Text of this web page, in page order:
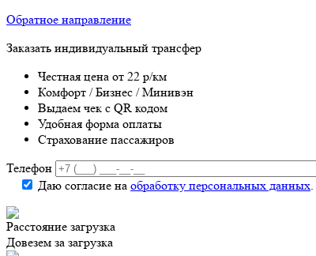
Обратное направление
Заказать индивидуальный трансфер
Честная цена от 22 р/км
Комфорт / Бизнес / Минивэн
Выдаем чек с QR кодом
Удобная форма оплаты
Страхование пассажиров
Телефон
Даю согласие на обработку персональных данных.
Расстояние загрузка
Довезем за загрузка